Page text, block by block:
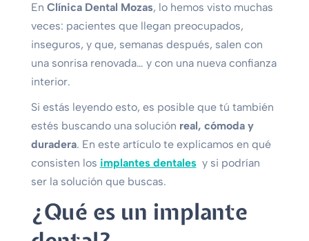
En Clínica Dental Mozas, lo hemos visto muchas
veces: pacientes que llegan preocupados,
inseguros, y que, semanas después, salen con
una sonrisa renovada… y con una nueva confianza
interior.
Si estás leyendo esto, es posible que tú también
estés buscando una solución real, cómoda y
duradera. En este artículo te explicamos en qué
consisten los implantes dentalesy si podrían
ser la solución que buscas.
¿Qué es un implante